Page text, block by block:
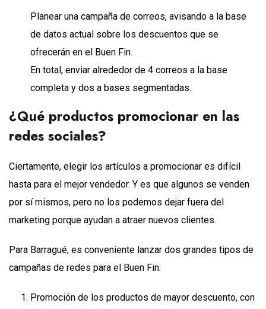
Planear una campaña de correos, avisando a la base
de datos actual sobre los descuentos que se
ofrecerán en el Buen Fin.
En total, enviar alrededor de 4 correos a la base
completa y dos a bases segmentadas.
¿Qué productos promocionar en las
redes sociales?
Ciertamente, elegir los artículos a promocionar es difícil
hasta para el mejor vendedor. Y es que algunos se venden
por sí mismos, pero no los podemos dejar fuera del
marketing porque ayudan a atraer nuevos clientes.
Para Barragué, es conveniente lanzar dos grandes tipos de
campañas de redes para el Buen Fin:
Promoción de los productos de mayor descuento, con